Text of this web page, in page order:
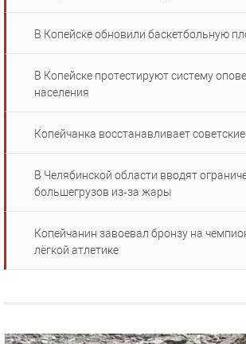
В Копейске обновили баскетбольную
В Копейске протестируют систему
населения
Копейчанка восстанавливает
В Челябинской области вводят
большегрузов из‑за жары
Копейчанин завоевал бронзу на
лёгкой атлетике